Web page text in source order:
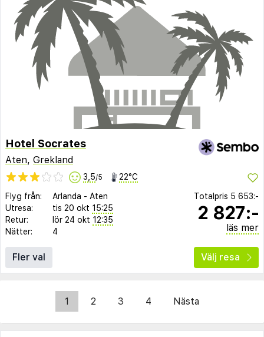
Hotel Socrates
Aten, Grekland
3,5/5 22°C
Flyg från: Arlanda - Aten
Utresa:
tis 20 okt 15:25
Retur:
lör 24 okt 12:35
Nätter:
4
Totalpris 5 653:-
2 827:-
läs mer
Fler val Välj resa
1 2 3 4 Nästa